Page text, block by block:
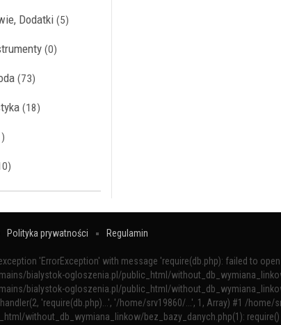
Dodatki (5)
(0)
(73)
(18)
Polityka prywatności Regulamin
'ErrorException' with message 'require(db.php): failed to
bialystok-ogloszenia.pl/public_html/
bialystok-ogloszenia.pl/public_html/
'require(db.php)...', '/home/srv19860/...', 1, Array) #1 /
without_db_wymiana_linkow/bez_bazy_danych.php(1):